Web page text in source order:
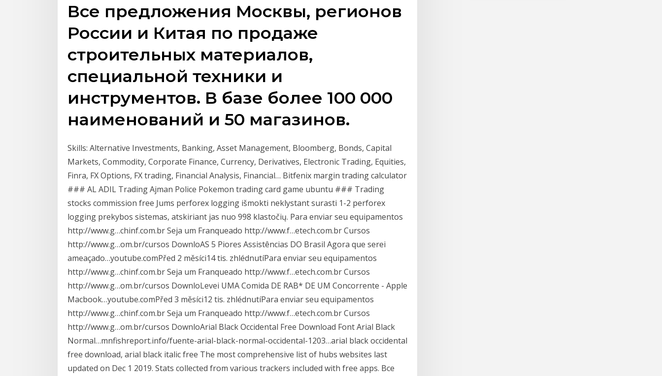
Все предложения Москвы, регионов
России и Китая по продаже
строительных материалов,
специальной техники и
инструментов. В базе более 100 000
наименований и 50 магазинов.
Skills: Alternative Investments, Banking, Asset Management, Bloomberg, Bonds, Capital
Markets, Commodity, Corporate Finance, Currency, Derivatives, Electronic Trading, Equities,
Finra, FX Options, FX trading, Financial Analysis, Financial… Bitfenix margin trading calculator
### AL ADIL Trading Ajman Police Pokemon trading card game ubuntu ### Trading
stocks commission free Jums perforex logging išmokti neklystant surasti 1-2 perforex
logging prekybos sistemas, atskiriant jas nuo 998 klastočių. Para enviar seu equipamentos
http://www.g…chinf.com.br Seja um Franqueado http://www.f…etech.com.br Cursos
http://www.g…om.br/cursos DownloAS 5 Piores Assistências DO Brasil Agora que serei
ameaçado…youtube.comPřed 2 měsíci14 tis. zhlédnutíPara enviar seu equipamentos
http://www.g…chinf.com.br Seja um Franqueado http://www.f…etech.com.br Cursos
http://www.g…om.br/cursos DownloLevei UMA Comida DE RAB* DE UM Concorrente - Apple
Macbook…youtube.comPřed 3 měsíci12 tis. zhlédnutíPara enviar seu equipamentos
http://www.g…chinf.com.br Seja um Franqueado http://www.f…etech.com.br Cursos
http://www.g…om.br/cursos DownloArial Black Occidental Free Download Font Arial Black
Normal…mnfishreport.info/fuente-arial-black-normal-occidental-1203…arial black occidental
free download, arial black italic free The most comprehensive list of hubs websites last
updated on Dec 1 2019. Stats collected from various trackers included with free apps. Все